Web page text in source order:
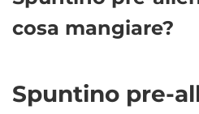
cosa mangiare?
Spuntino pre-